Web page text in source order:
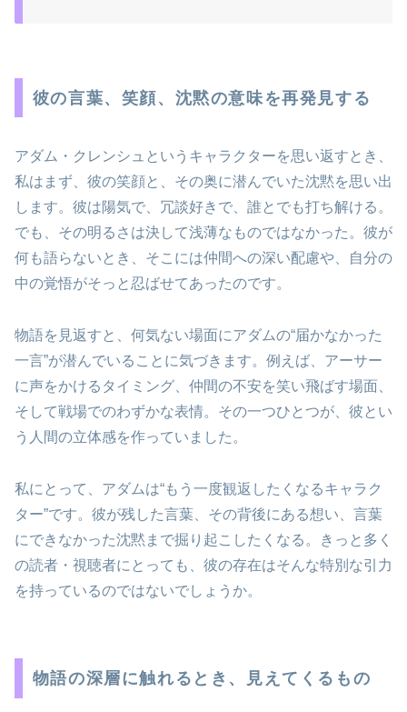
彼の言葉、笑顔、沈黙の意味を再発見する
アダム・クレンシュというキャラクターを思い返すとき、
私はまず、彼の笑顔と、その奥に潜んでいた沈黙を思い出
します。彼は陽気で、冗談好きで、誰とでも打ち解ける。
でも、その明るさは決して浅薄なものではなかった。彼が
何も語らないとき、そこには仲間への深い配慮や、自分の
中の覚悟がそっと忍ばせてあったのです。
物語を見返すと、何気ない場面にアダムの“届かなかった
一言”が潜んでいることに気づきます。例えば、アーサー
に声をかけるタイミング、仲間の不安を笑い飛ばす場面、
そして戦場でのわずかな表情。その一つひとつが、彼とい
う人間の立体感を作っていました。
私にとって、アダムは“もう一度観返したくなるキャラク
ター”です。彼が残した言葉、その背後にある想い、言葉
にできなかった沈黙まで掘り起こしたくなる。きっと多く
の読者・視聴者にとっても、彼の存在はそんな特別な引力
を持っているのではないでしょうか。
物語の深層に触れるとき、見えてくるもの